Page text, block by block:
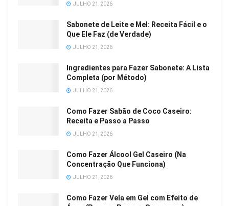
JULHO 21, 2026
Sabonete de Leite e Mel: Receita Fácil e o
Que Ele Faz (de Verdade)
JULHO 21, 2026
Ingredientes para Fazer Sabonete: A Lista
Completa (por Método)
JULHO 21, 2026
Como Fazer Sabão de Coco Caseiro:
Receita e Passo a Passo
JULHO 21, 2026
Como Fazer Álcool Gel Caseiro (Na
Concentração Que Funciona)
JULHO 21, 2026
Como Fazer Vela em Gel com Efeito de